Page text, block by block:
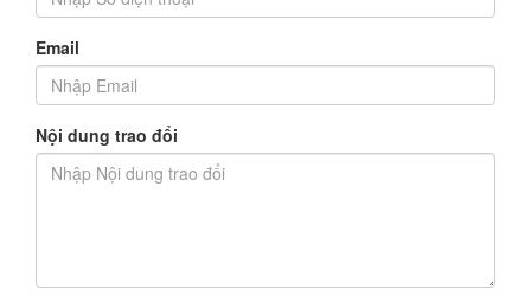
Email
Nội dung trao đổi